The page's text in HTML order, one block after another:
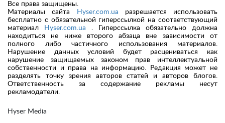
Hyser Media
Все права защищены.
Материалы сайта
Hyser.com.ua разрешается использовать
бесплатно с обязательной гиперссылкой на соответствующий
материал
Hyser.com.ua . Гиперссылка обязательно должна
находиться не ниже второго абзаца вне зависимости от
полного либо частичного использования материалов.
Нарушение данных условий будет расцениваться как
нарушение защищаемых законом прав интеллектуальной
собственности и права на информацию. Редакция может не
разделять точку зрения авторов статей и авторов блогов.
Ответственность за содержание рекламы несут
рекламодатели.